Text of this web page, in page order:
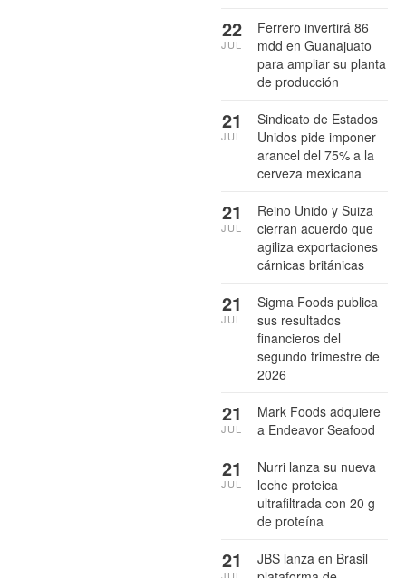
Ferrero invertirá 86
mdd en Guanajuato
para ampliar su planta
de producción
22
JUL
Sindicato de Estados
Unidos pide imponer
arancel del 75% a la
cerveza mexicana
21
JUL
Reino Unido y Suiza
cierran acuerdo que
agiliza exportaciones
cárnicas británicas
21
JUL
Sigma Foods publica
sus resultados
financieros del
segundo trimestre de
2026
21
JUL
Mark Foods adquiere
a Endeavor Seafood
21
JUL
Nurri lanza su nueva
leche proteica
ultrafiltrada con 20 g
de proteína
21
JUL
JBS lanza en Brasil
21
JUL